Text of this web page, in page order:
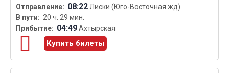
08:22Лиски (Юго-Восточная жд)
20 ч. 29 мин.
04:49Ахтырская
Купить билеты